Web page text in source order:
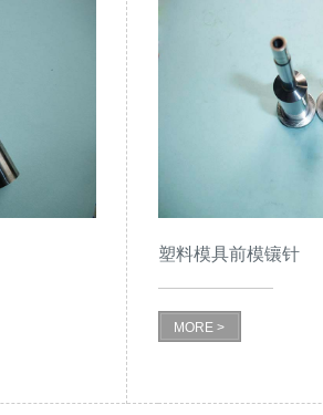
塑料模具前模镶针
MORE >